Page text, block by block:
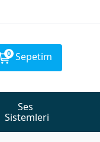
0 Sepetim
Ses
Sistemleri